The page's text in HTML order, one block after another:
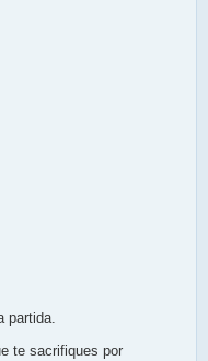
partida.
te sacrifiques por